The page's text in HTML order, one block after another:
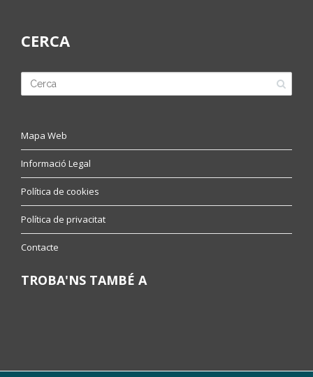
CERCA
Mapa Web
Informació Legal
Política de cookies
Política de privacitat
Contacte
TROBA'NS TAMBÉ A